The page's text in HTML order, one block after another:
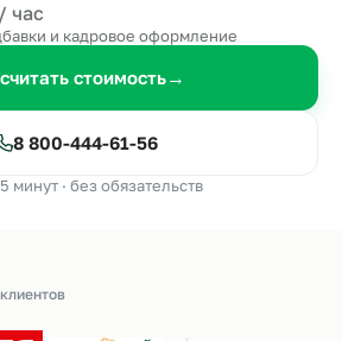
/ час
и кадровое оформление
стоимость→
8 800-444-61-56
минут · без обязательств